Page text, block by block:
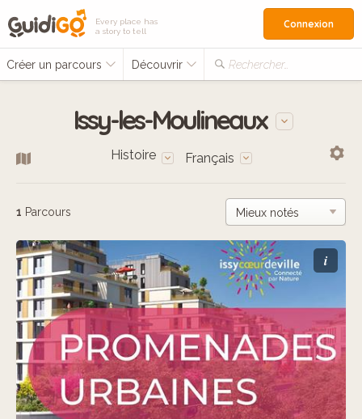
Every place has
a story to tell
Créer un parcours Découvrir Rechercher…
Connexion
Issy-les-Moulineaux
Histoire Français
1 Parcours
i